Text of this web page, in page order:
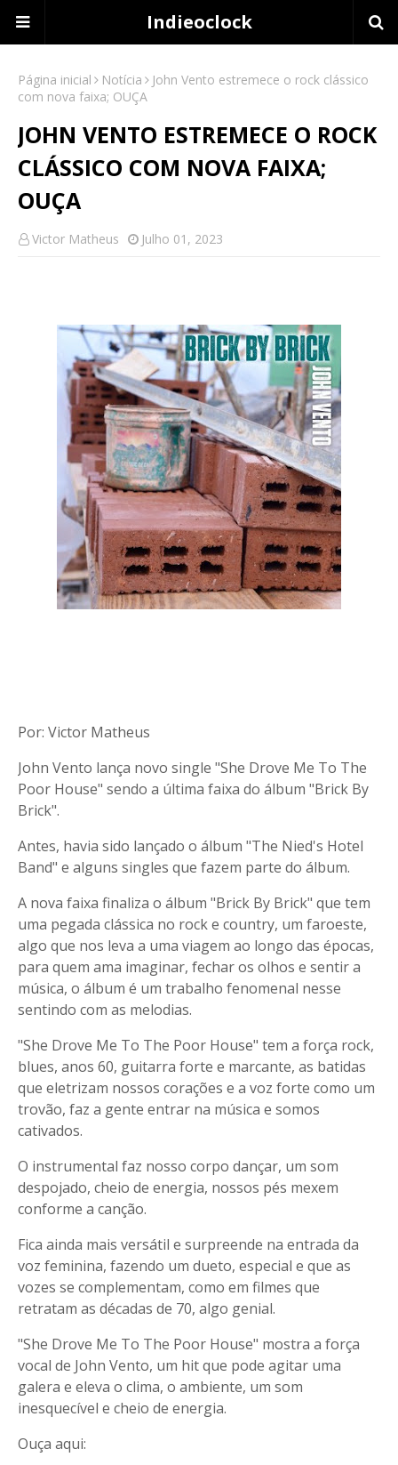
Indieoclock
Página inicial Notícia
John Vento estremece o rock clássico
com nova faixa; OUÇA
JOHN VENTO ESTREMECE O ROCK
CLÁSSICO COM NOVA FAIXA;
OUÇA
Victor Matheus Julho 01, 2023
Por: Victor Matheus
John Vento lança novo single "She Drove Me To The
Poor House" sendo a última faixa do álbum "Brick By
Brick".
Antes, havia sido lançado o álbum "The Nied's Hotel
Band" e alguns singles que fazem parte do álbum.
A nova faixa finaliza o álbum "Brick By Brick" que tem
uma pegada clássica no rock e country, um faroeste,
algo que nos leva a uma viagem ao longo das épocas,
para quem ama imaginar, fechar os olhos e sentir a
música, o álbum é um trabalho fenomenal nesse
sentindo com as melodias.
"She Drove Me To The Poor House" tem a força rock,
blues, anos 60, guitarra forte e marcante, as batidas
que eletrizam nossos corações e a voz forte como um
trovão, faz a gente entrar na música e somos
cativados.
O instrumental faz nosso corpo dançar, um som
despojado, cheio de energia, nossos pés mexem
conforme a canção.
Fica ainda mais versátil e surpreende na entrada da
voz feminina, fazendo um dueto, especial e que as
vozes se complementam, como em filmes que
retratam as décadas de 70, algo genial.
"She Drove Me To The Poor House" mostra a força
vocal de John Vento, um hit que pode agitar uma
galera e eleva o clima, o ambiente, um som
inesquecível e cheio de energia.
Ouça aqui: